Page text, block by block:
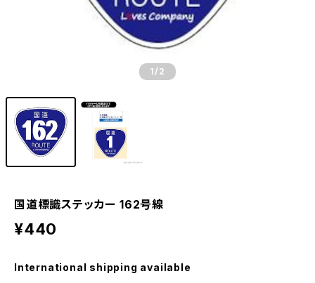
1 /2
国道標識ステッカー 162号線
¥440
International shipping available